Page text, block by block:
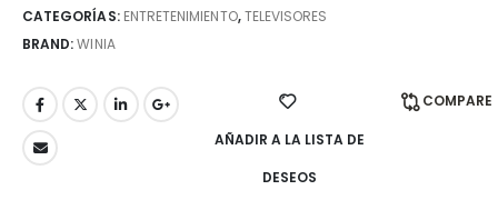
CATEGORÍAS: ENTRETENIMIENTO,TELEVISORES
BRAND:WINIA
AÑADIR A LA LISTA DE
DESEOS
COMPARE